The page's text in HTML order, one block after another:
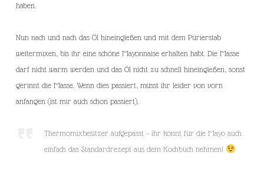
haben.
Nun nach und nach das Öl hineingießen und mit dem Pürierstab
weitermixen, bis ihr eine schöne Mayonnaise erhalten habt. Die Masse
darf nicht warm werden und das Öl nicht zu schnell hineingießen, sonst
gerinnt die Masse. Wenn dies passiert, müsst ihr leider von vorn
anfangen (ist mir auch schon passiert).
Thermomixbesitzer aufgepasst – ihr könnt für die Mayo auch
einfach das Standardrezept aus dem Kochbuch nehmen!